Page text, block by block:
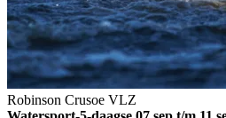
Robinson Crusoe VLZ